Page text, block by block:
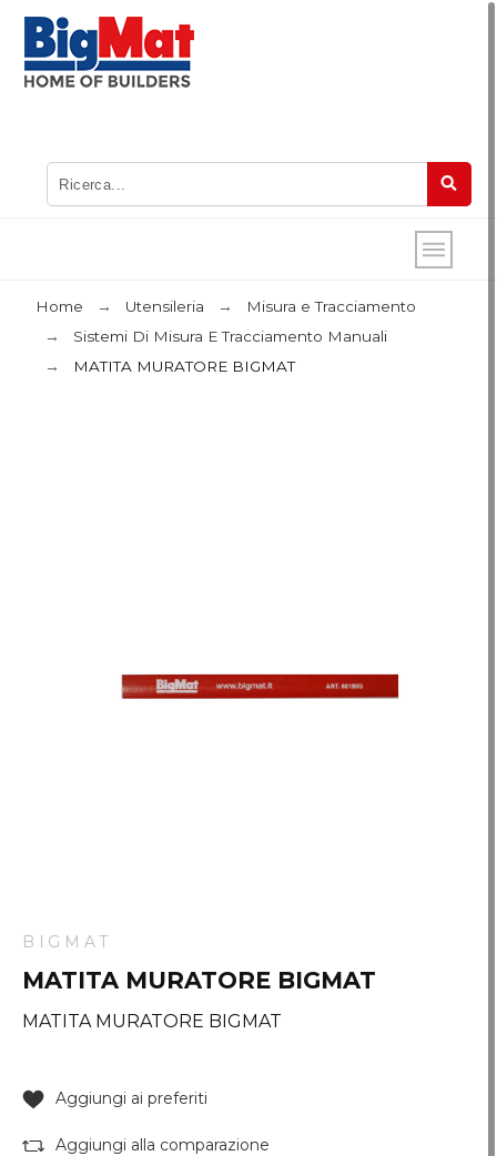
Home Utensileria
Misura e Tracciamento
Sistemi Di Misura E Tracciamento Manuali
MATITA MURATORE BIGMAT
BIGMAT
MATITA MURATORE BIGMAT
MATITA MURATORE BIGMAT
Aggiungi ai preferiti
Aggiungi alla comparazione